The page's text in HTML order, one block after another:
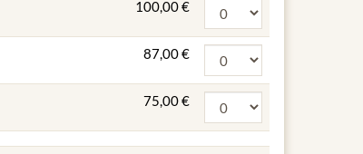
100,00 €
87,00 €
75,00 €